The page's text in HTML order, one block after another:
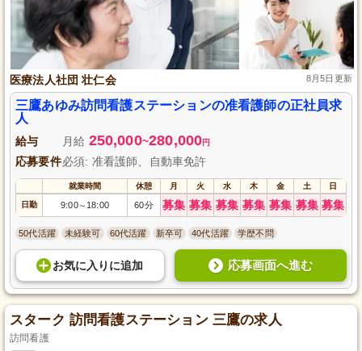
医療法人社団 壮仁会 8月5日更新
三鷹あゆみ訪問看護ステーションの准看護師の正社員求
人
給与 月給 250,000~280,000円
応募要件必須: 准看護師、自動車免許
就業時間 休憩 月 火 水 木 金 土 日
日勤 9:00～ 18:00 60分 募集 募集 募集 募集 募集 募集 募集
50代活躍 未経験可 60代活躍 新卒可 40代活躍 学歴不問
お気に入り に追加 応募画面へ進む
スターク 訪問看護ステーション 三鷹の求人
訪問看護